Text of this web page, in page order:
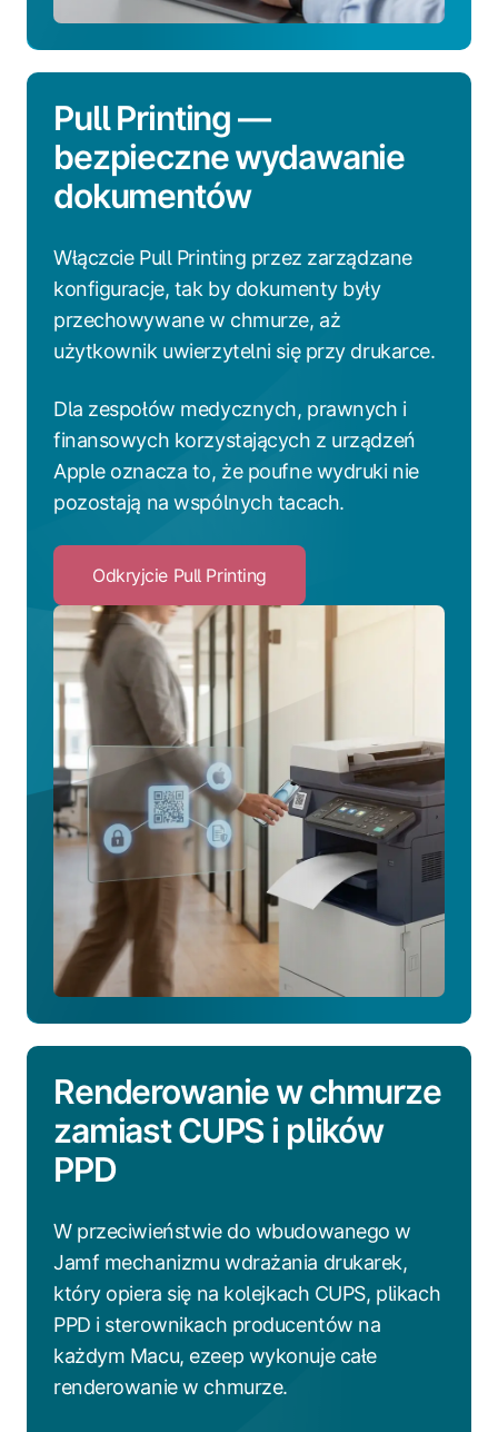
Pull Printing —
bezpieczne wydawanie
dokumentów
Włączcie Pull Printing przez zarządzane
konfiguracje, tak by dokumenty były
przechowywane w chmurze, aż
użytkownik uwierzytelni się przy drukarce.
Dla zespołów medycznych, prawnych i
finansowych korzystających z urządzeń
Apple oznacza to, że poufne wydruki nie
pozostają na wspólnych tacach.
Odkryjcie Pull Printing
to
Odkryjcie
Renderowanie w chmurze
zamiast CUPS i plików
PPD
W przeciwieństwie do wbudowanego w
Jamf mechanizmu wdrażania drukarek,
który opiera się na kolejkach CUPS, plikach
PPD i sterownikach producentów na
każdym Macu, ezeep wykonuje całe
renderowanie w chmurze.